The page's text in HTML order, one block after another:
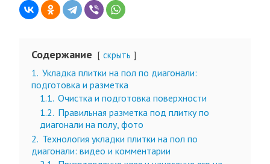
Содержание скрыть
1. Укладка плитки на пол по диагонали:
подготовка и разметка
1.1. Очистка и подготовка поверхности
1.2. Правильная разметка под плитку по
диагонали на полу, фото
2. Технология укладки плитки на пол по
диагонали: видео и комментарии